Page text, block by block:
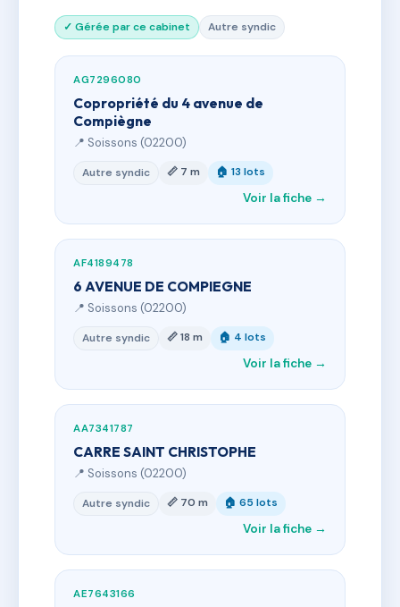
✓ Gérée par ce cabinet Autre syndic
AG7296080
Copropriété du 4 avenue de
Compiègne
📍 Soissons (02200)
Autre syndic 📏 7 m 🏠 13 lots
Voir la fiche →
AF4189478
6 AVENUE DE COMPIEGNE
📍 Soissons (02200)
Autre syndic 📏 18 m 🏠 4 lots
Voir la fiche →
AA7341787
CARRE SAINT CHRISTOPHE
📍 Soissons (02200)
Autre syndic 📏 70 m 🏠 65 lots
Voir la fiche →
AE7643166